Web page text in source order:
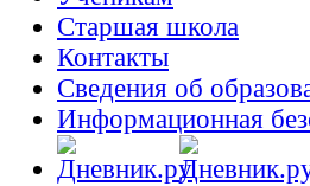
Старшая школа
Контакты
Сведения об
Информационная